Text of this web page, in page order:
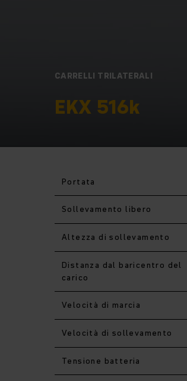
CARRELLI TRILATERALI
EKX 516k
Portata
Sollevamento libero
Altezza di sollevamento
Distanza dal baricentro del
carico
Velocità di marcia
Velocità di sollevamento
Tensione batteria